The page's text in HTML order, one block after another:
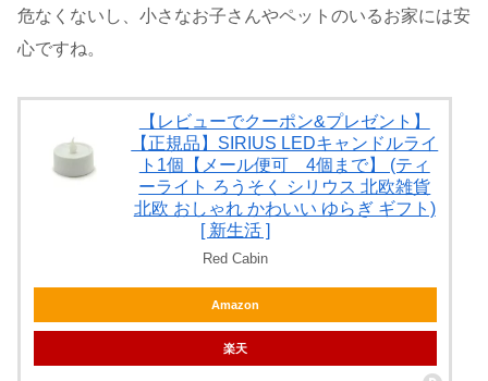
危なくないし、小さなお子さんやペットのいるお家には安
心ですね。
【レビューでクーポン&プレゼント】
【正規品】SIRIUS LEDキャンドルライ
ト1個【メール便可 4個まで】 (ティ
ーライト ろうそく シリウス 北欧雑貨
北欧 おしゃれ かわいい ゆらぎ ギフト)
[ 新生活 ]
Red Cabin
Amazon
楽天